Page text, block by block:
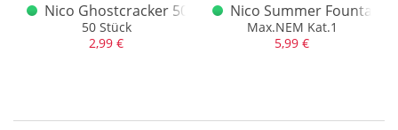
mit Schachtel
Nico Ghostcracker 50er
50 Stück
2,99 €
Nico Summer Fountains
Max.NEM Kat.1
5,99 €